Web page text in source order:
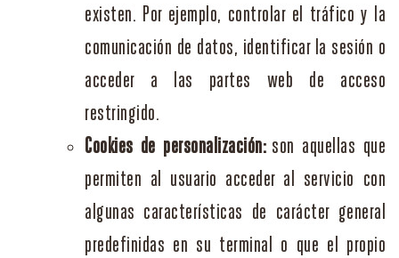
existen. Por ejemplo, controlar el tráfico y la
comunicación de datos, identificar la sesión o
acceder a las partes web de acceso
restringido.
Cookies de personalización: son aquellas que
permiten al usuario acceder al servicio con
algunas características de carácter general
predefinidas en su terminal o que el propio